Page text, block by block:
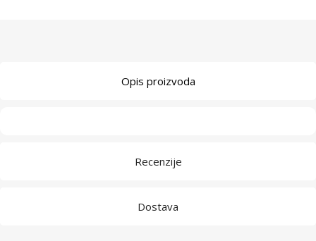
Opis proizvoda
Recenzije
Dostava